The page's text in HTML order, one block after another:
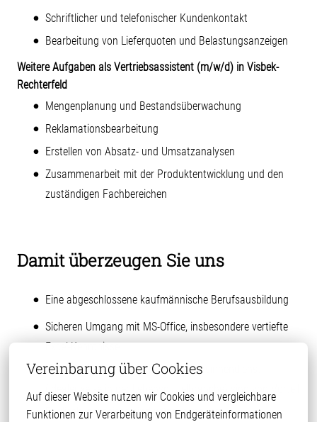
Vereinbarung über Cookies
Auf dieser Website nutzen wir Cookies und vergleichbare
Funktionen zur Verarbeitung von Endgeräteinformationen
Schriftlicher und telefonischer Kundenkontakt
Bearbeitung von Lieferquoten und Belastungsanzeigen
Weitere Aufgaben als Vertriebsassistent (m/w/d) in Visbek-
Rechterfeld
Mengenplanung und Bestandsüberwachung
Reklamationsbearbeitung
Erstellen von Absatz- und Umsatzanalysen
Zusammenarbeit mit der Produktentwicklung und den
zuständigen Fachbereichen
Damit überzeugen Sie uns
Eine abgeschlossene kaufmännische Berufsausbildung
Sicheren Umgang mit MS-Office, insbesondere vertiefte
Excel-Kenntnisse
Erste Berufserfahrungen im Vertriebsinnendienst
(idealerweise in der Lebensmittelbranche) sind von Vorteil
Englischkenntnisse sind wünschenswert